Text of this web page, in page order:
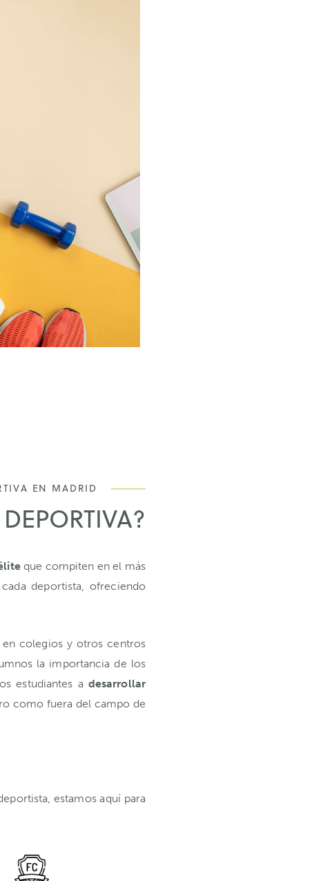
EN MADRID
que compiten en el más
deportista, ofreciendo
colegios y otros centros
la importancia de los
estudiantes a desarrollar
como fuera del campo de
estamos aquí para